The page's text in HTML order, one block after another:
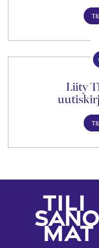
Liity